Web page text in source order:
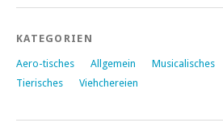
KATEGORIEN
Aero-tisches Allgemein Musicalisches
Tierisches
Viehchereien